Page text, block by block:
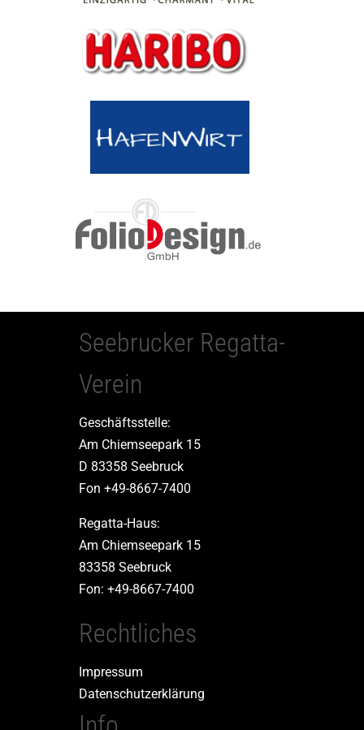
Seebrucker Regatta-
Verein
Geschäftsstelle:
Am Chiemseepark 15
D 83358 Seebruck
Fon +49-8667-7400
Regatta-Haus:
Am Chiemseepark 15
83358 Seebruck
Fon: +49-8667-7400
Rechtliches
Impressum
Datenschutzerklärung